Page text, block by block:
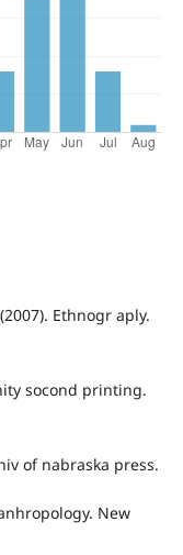
socond printing.
of nabraska press.
New